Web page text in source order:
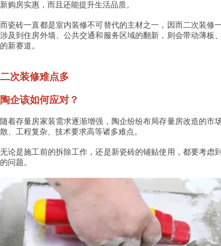
新购房实惠，而且还能提升生活品质。
而瓷砖一直都是室内装修不可替代的主材之一，因而二次装
涉及到住房外墙、公共交通和服务区域的翻新，则会带动薄
的新赛道。
二次装修难点多
陶企该如何应对？
随着存量房家装需求逐渐增强，陶企纷纷布局存量房改造的
散、工程复杂、技术要求高等诸多难点。
无论是施工前的拆除工作，还是新瓷砖的铺贴使用，都要考
的问题。